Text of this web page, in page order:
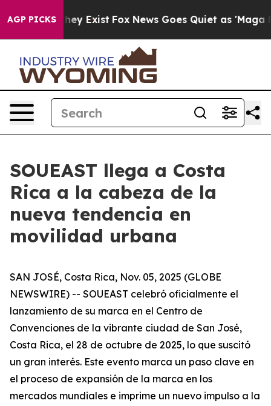
AGP PICKS
They Exist Fox News Goes Quiet as 'Maga
SOUEAST llega a Costa
Rica a la cabeza de la
nueva tendencia en
movilidad urbana
SAN JOSÉ, Costa Rica, Nov. 05, 2025 (GLOBE
NEWSWIRE) -- SOUEAST celebró oficialmente el
lanzamiento de su marca en el Centro de
Convenciones de la vibrante ciudad de San José,
Costa Rica, el 28 de octubre de 2025, lo que suscitó
un gran interés. Este evento marca un paso clave en
el proceso de expansión de la marca en los
mercados mundiales e imprime un nuevo impulso a la